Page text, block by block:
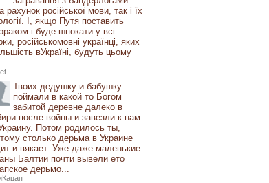
рахунок російської мови, так і їх
І, якщо Путя поставить
і буде шпокати у всі
російськомовні українці, яких
вУкраїні, будуть цьому
Твоих дедушку и бабушку
поймали в какой то Богом
забитой деревне далеко в
после войны и завезли к нам
Потом родилось ты,
столько дерьма в Украине
и вякает. Уже даже маленькие
Балтии почти вывели ето
дерьмо...